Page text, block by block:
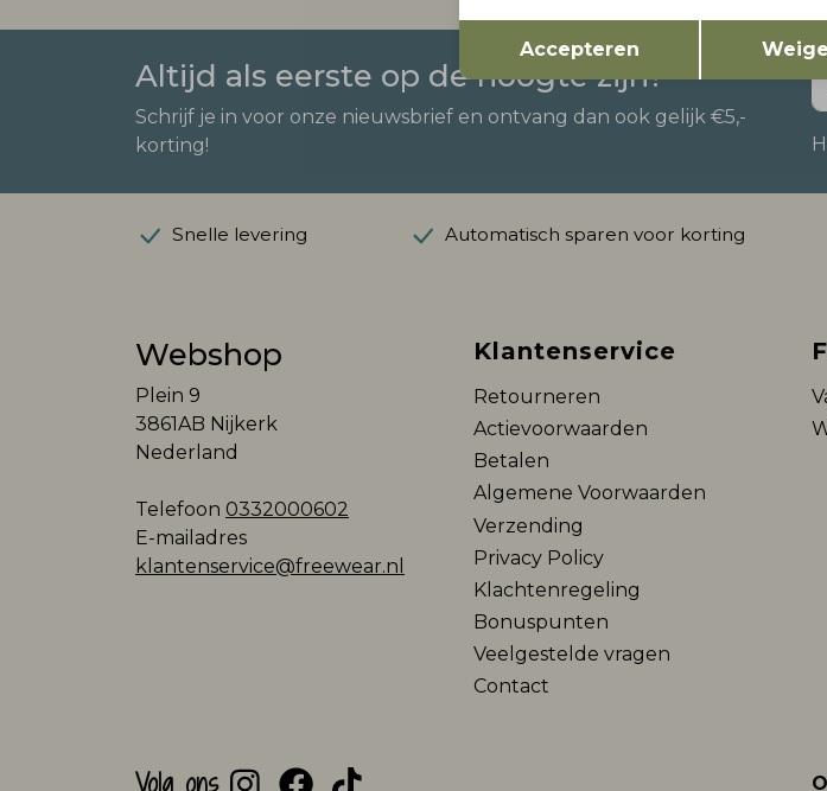
Altijd als eerste op de hoogte zijn?
Schrijf je in voor onze nieuwsbrief en ontvang dan ook gelijk €5,-
korting!
Snelle levering Automatisch sparen voor korting
Webshop
Plein 9
3861AB Nijkerk
Nederland
Telefoon 0332000602
E-mailadres
klantenservice@freewear.nl
Klantenservice
Retourneren
Actievoorwaarden
Betalen
Algemene Voorwaarden
Verzending
Privacy Policy
Klachtenregeling
Bonuspunten
Veelgestelde vragen
Contact
Volg ons
Terug
Accepteren